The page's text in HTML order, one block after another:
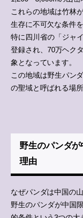
これらの地域は竹林
生存に不可欠な条件
特に四川省の「ジャ
登録され、70万ヘク
象となっています。
この地域は野生パン
の聖域と呼ばれる場所
野生のパンダ
理由
なぜパンダは中国の
野生のパンダが中国